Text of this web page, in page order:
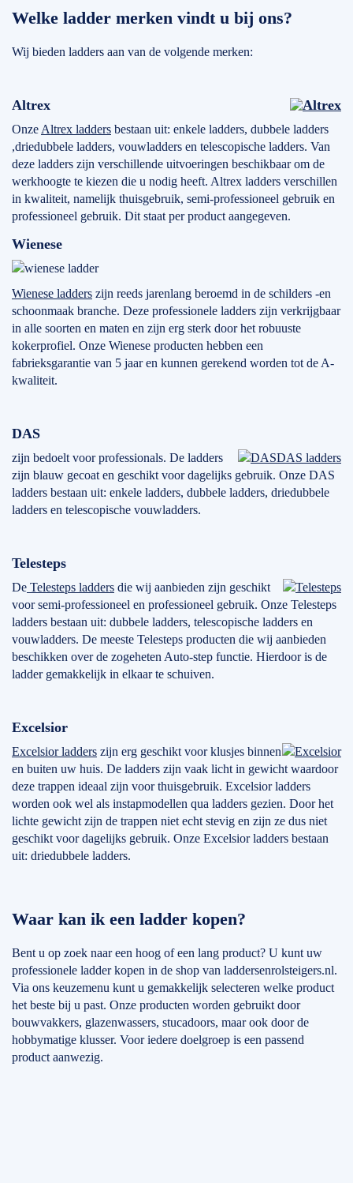
Welke ladder merken vindt u bij ons?
Wij bieden ladders aan van de volgende merken:
Altrex
Onze Altrex ladders bestaan uit: enkele ladders, dubbele ladders
,driedubbele ladders, vouwladders en telescopische ladders. Van
deze ladders zijn verschillende uitvoeringen beschikbaar om de
werkhoogte te kiezen die u nodig heeft. Altrex ladders verschillen
in kwaliteit, namelijk thuisgebruik, semi-professioneel gebruik en
professioneel gebruik. Dit staat per product aangegeven.
Wienese
Wienese ladders zijn reeds jarenlang beroemd in de schilders -en
schoonmaak branche. Deze professionele ladders zijn verkrijgbaar
in alle soorten en maten en zijn erg sterk door het robuuste
kokerprofiel. Onze Wienese producten hebben een
fabrieksgarantie van 5 jaar en kunnen gerekend worden tot de A-
kwaliteit.
DAS
DAS ladders
zijn bedoelt voor professionals. De ladders
zijn blauw gecoat en geschikt voor dagelijks gebruik. Onze DAS
ladders bestaan uit: enkele ladders, dubbele ladders, driedubbele
ladders en telescopische vouwladders.
Telesteps
De Telesteps ladders die wij aanbieden zijn geschikt
voor semi-professioneel en professioneel gebruik. Onze Telesteps
ladders bestaan uit: dubbele ladders, telescopische ladders en
vouwladders. De meeste Telesteps producten die wij aanbieden
beschikken over de zogeheten Auto-step functie. Hierdoor is de
ladder gemakkelijk in elkaar te schuiven.
Excelsior
Excelsior ladders zijn erg geschikt voor klusjes binnen
en buiten uw huis. De ladders zijn vaak licht in gewicht waardoor
deze trappen ideaal zijn voor thuisgebruik. Excelsior ladders
worden ook wel als instapmodellen qua ladders gezien. Door het
lichte gewicht zijn de trappen niet echt stevig en zijn ze dus niet
geschikt voor dagelijks gebruik. Onze Excelsior ladders bestaan
uit: driedubbele ladders.
Waar kan ik een ladder kopen?
Bent u op zoek naar een hoog of een lang product? U kunt uw
professionele ladder kopen in de shop van laddersenrolsteigers.nl.
Via ons keuzemenu kunt u gemakkelijk selecteren welke product
het beste bij u past. Onze producten worden gebruikt door
bouwvakkers, glazenwassers, stucadoors, maar ook door de
hobbymatige klusser. Voor iedere doelgroep is een passend
product aanwezig.